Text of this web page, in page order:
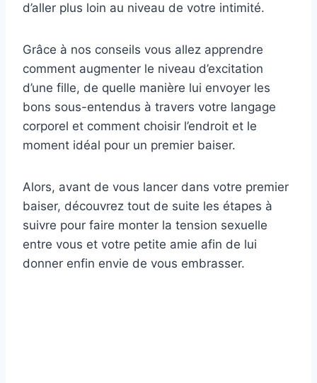
d’aller plus loin au niveau de votre intimité.
Grâce à nos conseils vous allez apprendre
comment augmenter le niveau d’excitation
d’une fille, de quelle manière lui envoyer les
bons sous-entendus à travers votre langage
corporel et comment choisir l’endroit et le
moment idéal pour un premier baiser.
Alors, avant de vous lancer dans votre premier
baiser, découvrez tout de suite les étapes à
suivre pour faire monter la tension sexuelle
entre vous et votre petite amie afin de lui
donner enfin envie de vous embrasser.